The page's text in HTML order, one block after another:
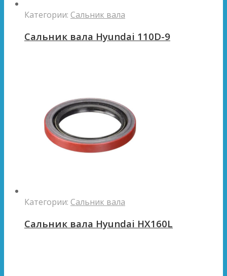
Категории: Сальник вала
Сальник вала Hyundai 110D-9
Категории: Сальник вала
Сальник вала Hyundai HX160L